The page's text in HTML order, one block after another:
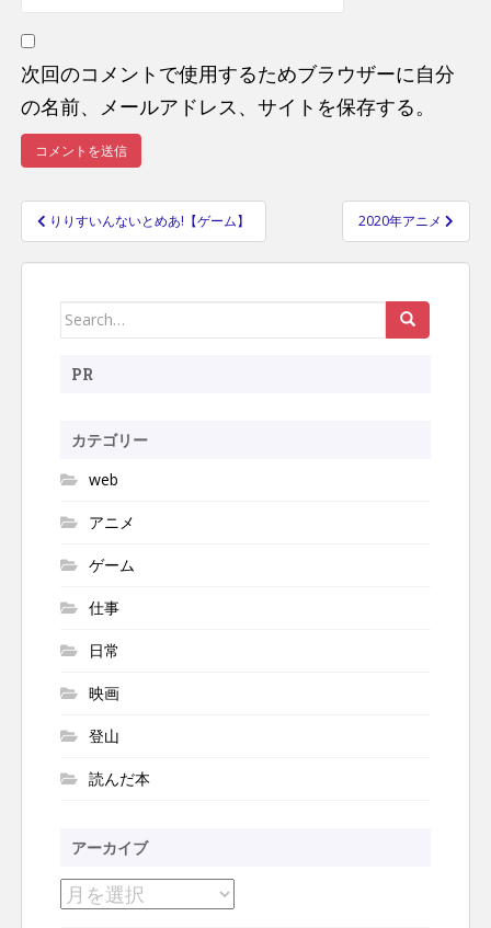
次回のコメントで使用するためブラウザーに自分
の名前、メールアドレス、サイトを保存する。
投
稿
ビ
ー
ョ
ン
りりすいんないとめあ!【ゲーム】 2020年アニメ
Search
PR
カテゴリー
web
アニメ
ゲーム
仕事
日常
映画
登山
読んだ本
アーカイブ
ア